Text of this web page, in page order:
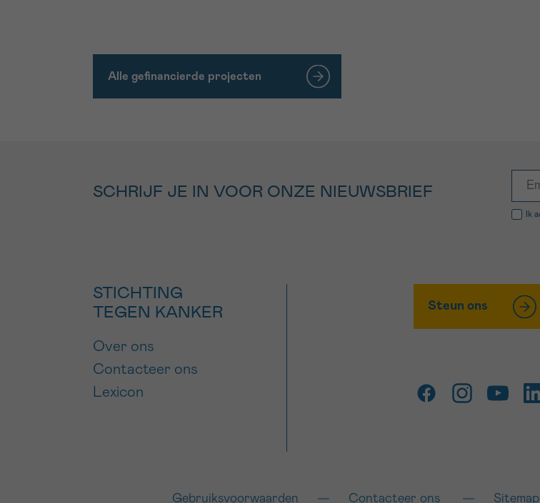
Alle gefinancierde projecten
SCHRIJF JE IN VOOR ONZE NIEUWSBRIEF
Ik
STICHTING
TEGEN KANKER
Over ons
Contacteer ons
Lexicon
Steun ons
Gebruiksvoorwaarden Contacteer ons Sitemap